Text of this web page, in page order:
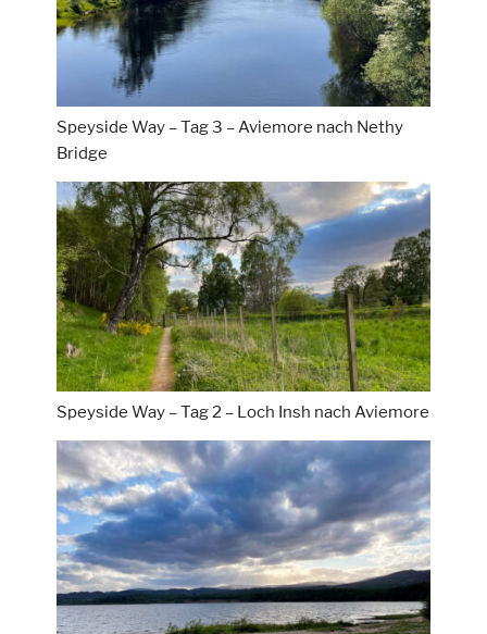
Speyside Way – Tag 3 – Aviemore nach Nethy
Bridge
Speyside Way – Tag 2 – Loch Insh nach Aviemore